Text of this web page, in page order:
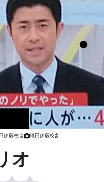
伊藤校舎 織田伊藤校舎
オ